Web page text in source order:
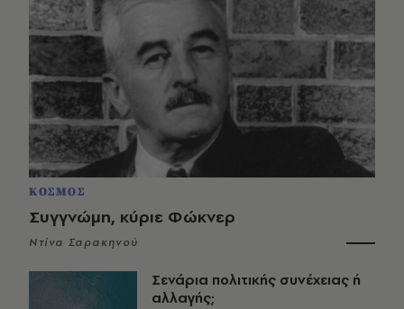
ΚΟΣΜΟΣ
Συγγνώμη, κύριε Φώκνερ
Ντίνα Σαρακηνού
Σενάρια πολιτικής συνέχειας ή
αλλαγής;